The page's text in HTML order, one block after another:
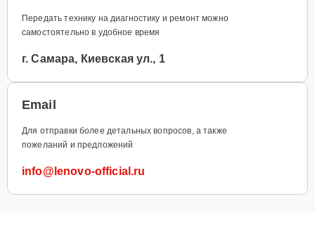
Передать технику на диагностику и ремонт можно
самостоятельно в удобное время
г. Самара, Киевская ул., 1
Email
Для отправки более детальных вопросов, а также
пожеланий и предложений
info@lenovo-official.ru